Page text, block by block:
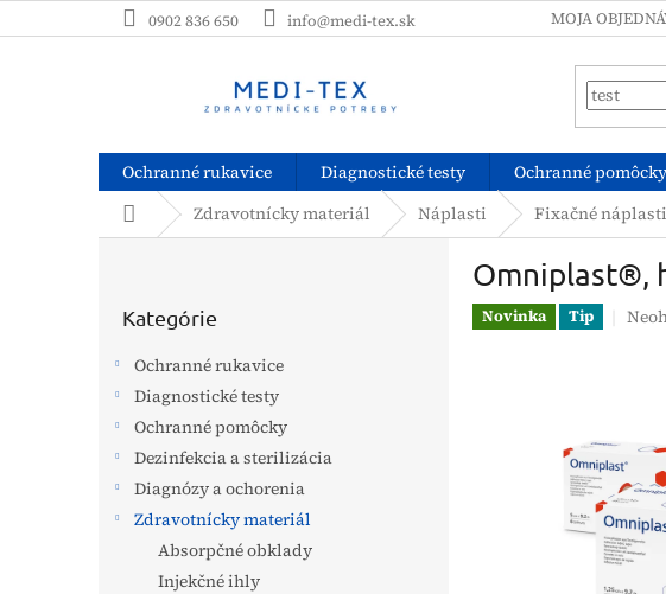
na
0902 836 650 info@medi-tex.sk MOJA
Ochranné rukavice Diagnostické testy Ochranné pomôcky
DomovZdravotnícky materiál Náplasti Fixačné náplasti
kategórie
Kategórie
Ochranné rukavice
Diagnostické testy
Ochranné pomôcky
Dezinfekcia a sterilizácia
Diagnózy a ochorenia
Zdravotnícky materiál
Absorpčné obklady
Injekčné ihly
Omniplast®,
Novinka Tip